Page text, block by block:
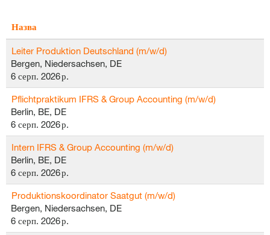
Назва
Leiter Produktion Deutschland (m/w/d)
Bergen, Niedersachsen, DE
6 серп. 2026 р.
Pflichtpraktikum IFRS & Group Accounting (m/w/d)
Berlin, BE, DE
6 серп. 2026 р.
Intern IFRS & Group Accounting (m/w/d)
Berlin, BE, DE
6 серп. 2026 р.
Produktionskoordinator Saatgut (m/w/d)
Bergen, Niedersachsen, DE
6 серп. 2026 р.